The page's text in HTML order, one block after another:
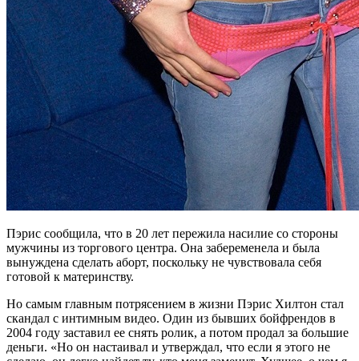
Пэрис сообщила, что в 20 лет пережила насилие со стороны
мужчины из торгового центра. Она забеременела и была
вынуждена сделать аборт, поскольку не чувствовала себя
готовой к материнству.
Но самым главным потрясением в жизни Пэрис Хилтон стал
скандал с интимным видео. Один из бывших бойфрендов в
2004 году заставил ее снять ролик, а потом продал за большие
деньги. «Но он настаивал и утверждал, что если я этого не